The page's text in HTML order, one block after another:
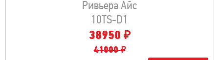
Ривьера Айс
10TS-D1
38950 ₽
41000 ₽